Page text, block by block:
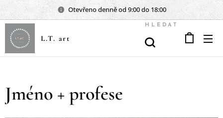
Otevřeno denně od 9:00 do 18:00
L.T. art
HLEDAT
Jméno + profese